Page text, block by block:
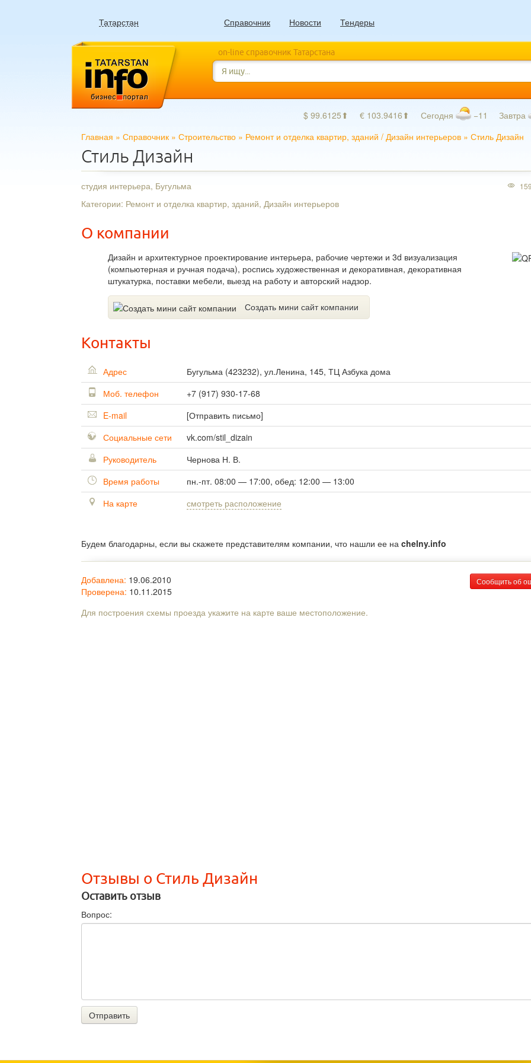
Татарстан Справочник Новости Тендеры
on-line справочник Татарстана
$ 99.6125⬆ € 103.9416⬆ Сегодня −11 Завтра
Главная » Справочник » Строительство » Ремонт и отделка квартир, зданий / Дизайн интерьеров » Стиль Дизайн
Стиль Дизайн
студия интерьера, Бугульма
Категории: Ремонт и отделка квартир, зданий, Дизайн интерьеров
О компании
Дизайн и архитектурное проектирование интерьера, рабочие чертежи и 3d визуализация
(компьютерная и ручная подача), роспись художественная и декоративная, декоративная
штукатурка, поставки мебели, выезд на работу и авторский надзор.
Создать мини сайт компании
159
Контакты
Адрес Бугульма (423232), ул.Ленина, 145, ТЦ Азбука дома
Моб. телефон
+7 (917) 930-17-68
E-mail
[Отправить письмо]
Социальные сети
vk.com/stil_dizain
Руководитель
Чернова Н. В.
Время работы
пн.-пт. 08:00 — 17:00, обед: 12:00 — 13:00
На карте
смотреть расположение
Будем благодарны, если вы скажете представителям компании, что нашли ее на chelny.info
Сообщить об
Добавлена: 19.06.2010
Проверена: 10.11.2015
Для построения схемы проезда укажите на карте ваше местоположение.
Отзывы о Стиль Дизайн
Оставить отзыв
Вопрос:
Отправить